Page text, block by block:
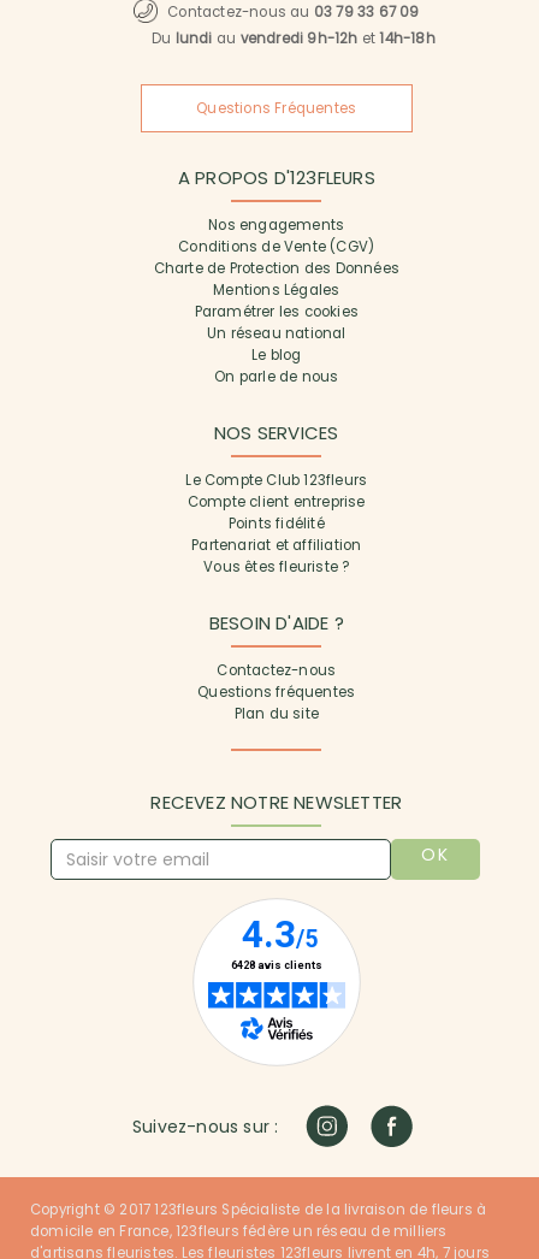
Contactez-nous au 03 79 33 67 09
Du lundi au vendredi 9h-12h et14h-18h
Questions Fréquentes
A PROPOS D'123FLEURS
Nos engagements
Conditions de Vente (CGV)
Charte de Protection des Données
Mentions Légales
Paramétrer les cookies
Un réseau national
Le blog
On parle de nous
NOS SERVICES
Le Compte Club 123fleurs
Compte client entreprise
Points fidélité
Partenariat et affiliation
Vous êtes fleuriste ?
BESOIN D'AIDE ?
Contactez-nous
Questions fréquentes
Plan du site
RECEVEZ NOTRE NEWSLETTER
OK
Suivez-nous sur :
Copyright © 2017 123fleurs Spécialiste de la livraison de fleurs à
domicile en France, 123fleurs fédère un réseau de milliers
d'artisans fleuristes. Les fleuristes 123fleurs livrent en 4h, 7 jours